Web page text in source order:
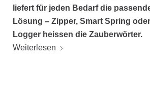
liefert für jeden Bedarf die
Lösung – Zipper, Smart Spring oder
Logger heissen die Zauberwörter.
Weiterlesen